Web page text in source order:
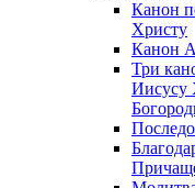
Канон
Христу
Канон
Три
Иисусу